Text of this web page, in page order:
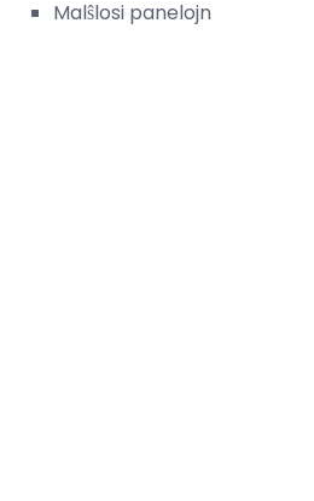
Malŝlosi panelojn